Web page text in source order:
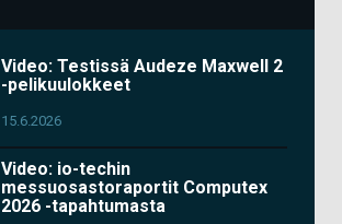
Video: Testissä Audeze Maxwell 2
-pelikuulokkeet
15.6.2026
Video: io-techin
messuosastoraportit Computex
2026 -tapahtumasta